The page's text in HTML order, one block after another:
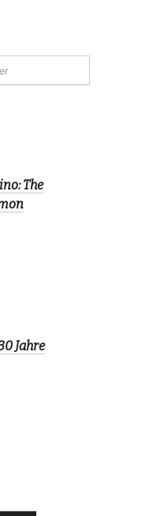
The
Jahre